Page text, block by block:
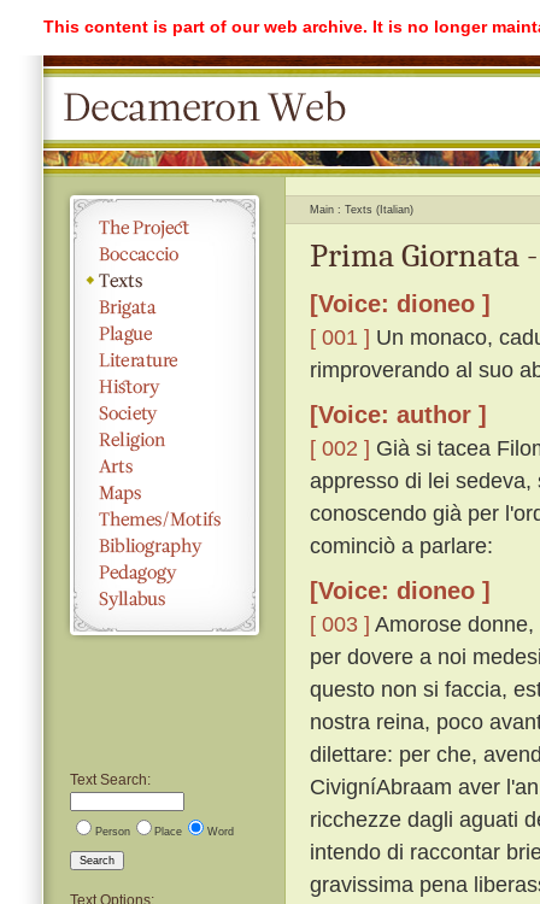
This content is part of our web archive. It is no longer
Text Search:
Person Place Word
Search
Text Options:
Main Texts (Italian)
Prima Giornata
[Voice: dioneo ]
[ 001 ] Un monaco,
rimproverando al suo
[Voice: author ]
[ 002 ] Già si tacea
appresso di lei
conoscendo già per
cominciò a parlare:
[Voice: dioneo ]
[ 003 ] Amorose
per dovere a noi
questo non si faccia,
nostra reina, poco
dilettare: per che,
CivigníAbraam aver
ricchezze dagli aguati
intendo di raccontar
gravissima pena